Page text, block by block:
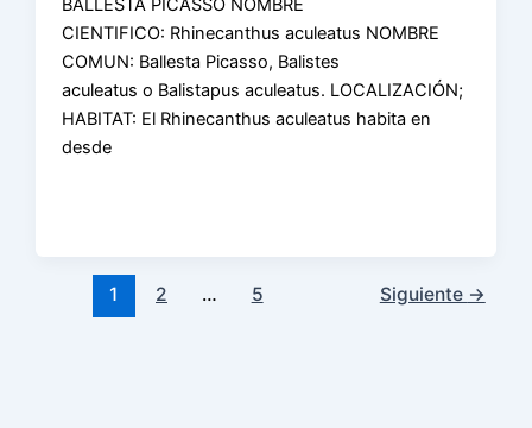
BALLESTA PICASSO NOMBRE
CIENTIFICO: Rhinecanthus aculeatus NOMBRE
COMUN: Ballesta Picasso, Balistes
aculeatus o Balistapus aculeatus. LOCALIZACIÓN;
HABITAT: El Rhinecanthus aculeatus habita en
desde
1 2 … 5 Siguiente →